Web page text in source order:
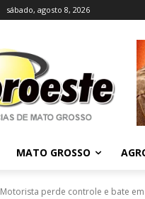
sábado, agosto 8, 2026
MATO GROSSO
Motorista perde controle e bate